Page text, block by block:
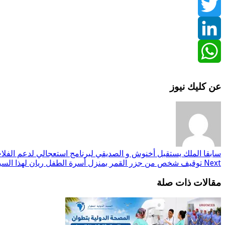
Facebook
Twitter
LinkedIn
عن كليك نيوز
سابقا الملك يستقبل أخنوش و الصديقي لبرنامج استعجالي لدعم
Next توقيف شخص من جزر القمر بمنزل أسرة الطفل ريان لهذا
مقالات ذات صلة